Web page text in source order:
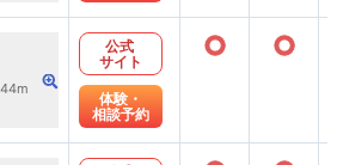
公式
サイト
体験・
相談予約
○ ○